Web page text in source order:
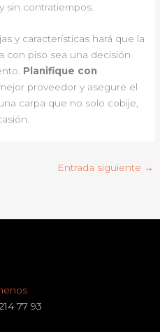
sin contratiempos.
y características hará que la
con piso sea una decisión
Planifique con
proveedor y asegure el
carpa que no solo cobije,
Entrada siguiente →
77 93